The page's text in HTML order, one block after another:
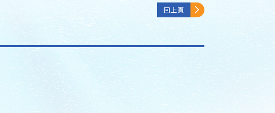
回上頁